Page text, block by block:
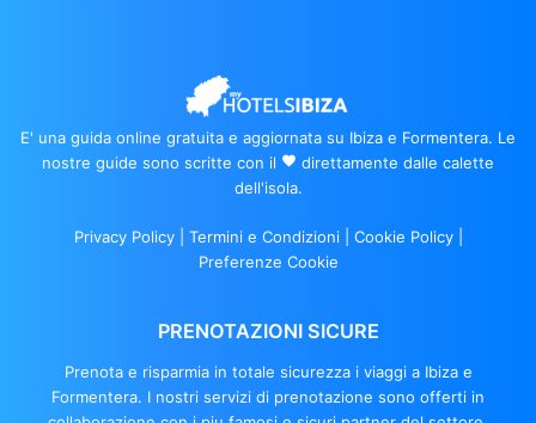
E' una guida online gratuita e aggiornata su Ibiza e Formentera. Le
nostre guide sono scritte con il favorite direttamente dalle calette
dell'isola.
Privacy Policy| Termini e Condizioni| Cookie Policy|
Preferenze Cookie
PRENOTAZIONI SICURE
Prenota e risparmia in totale sicurezza i viaggi a Ibiza e
Formentera. I nostri servizi di prenotazione sono offerti in